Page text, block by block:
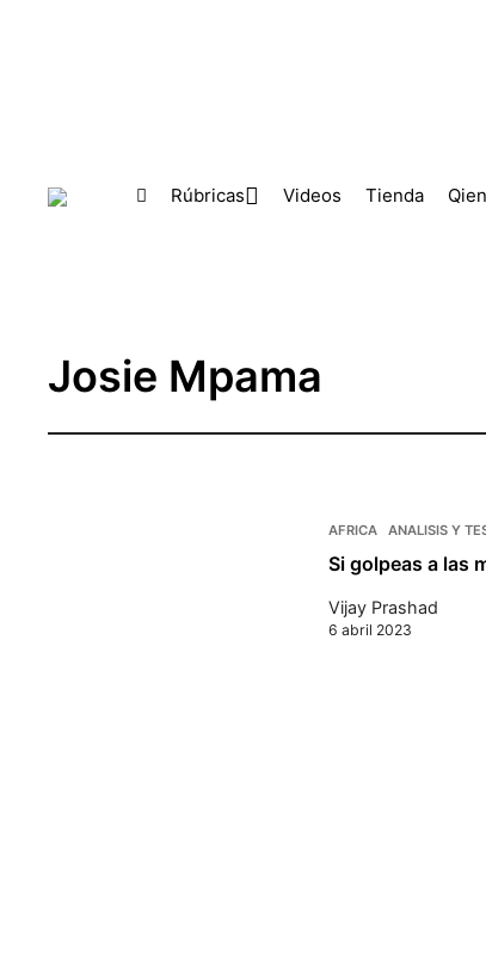
Rúbricas Videos Tienda
Josie Mpama
AFRICA ANALISIS Y
Si golpeas a las
Vijay Prashad
6 abril 2023